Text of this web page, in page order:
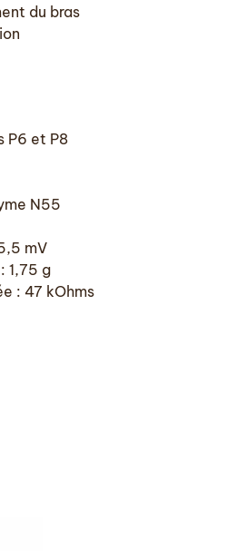
du bras
P6 et P8
N55
mV
1,75 g
: 47 kOhms